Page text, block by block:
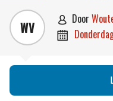
WV  door
